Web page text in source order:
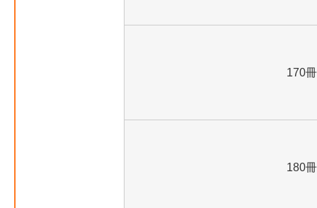
170冊
180冊